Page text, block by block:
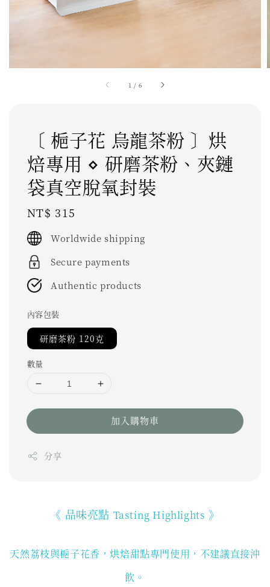
1 / 6
〔 梔子花 烏龍茶粉 〕烘
焙專用 ⋄ 研磨茶粉、夾鏈
袋真空脫氧封裝
Regular
price
NT$ 315
Worldwide shipping
Secure payments
Authentic products
內容包裝
研磨茶粉 120克
數量
加入購物車
分享
《 品味亮點 Tasting Highlights 》
天然荔枝與梔子花香，烘焙甜點專門使用，不建議直接沖
飲。